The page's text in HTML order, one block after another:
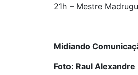
21h – Mestre
Midiando
Foto: Raul Alexandre